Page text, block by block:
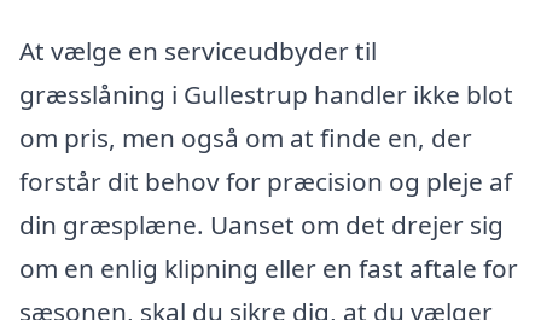
At vælge en serviceudbyder til
græsslåning i Gullestrup handler ikke blot
om pris, men også om at finde en, der
forstår dit behov for præcision og pleje af
din græsplæne. Uanset om det drejer sig
om en enlig klipning eller en fast aftale for
sæsonen, skal du sikre dig, at du vælger